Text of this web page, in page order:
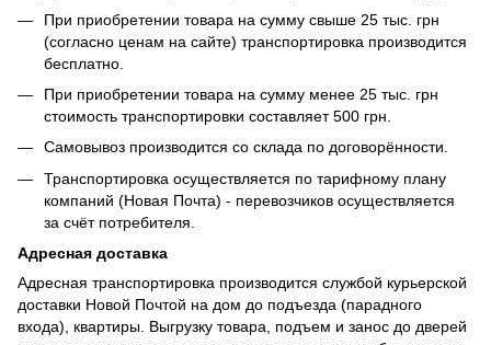
При приобретении товара на сумму свыше 25 тыс. грн
(согласно ценам на сайте) транспортировка производится
бесплатно.
При приобретении товара на сумму менее 25 тыс. грн
стоимость транспортировки составляет 500 грн.
Самовывоз производится со склада по договорённости.
Транспортировка осуществляется по тарифному плану
компаний (Новая Почта) - перевозчиков осуществляется
за счёт потребителя.
Адресная доставка
Адресная транспортировка производится службой курьерской
доставки Новой Почтой на дом до подъезда (парадного
входа), квартиры. Выгрузку товара, подъем и занос до дверей